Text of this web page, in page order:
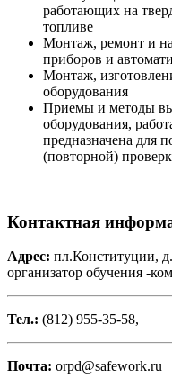
работающих на
топливе
Монтаж, ремонт и
приборов и
Монтаж,
оборудования
Приемы и методы
оборудования,
предназначена для
(повторной)
Контактная
Адрес: пл.Конституции,
организатор обучения -
Тел.: (812) 955-35-58,
Почта: orpd@safework.ru